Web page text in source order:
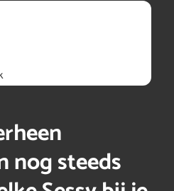
nog steeds